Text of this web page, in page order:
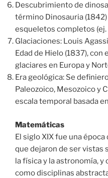
Descubrimiento de
término Dinosauria
esqueletos completos
Glaciaciones: Louis
Edad de Hielo (1837),
glaciares en Europa y
Era geológica: Se
Paleozoico, Mesozoico y
escala temporal basada
Matemáticas
El siglo XIX fue una
que dejaron de ser vistas
la física y la astronomía,
como disciplinas